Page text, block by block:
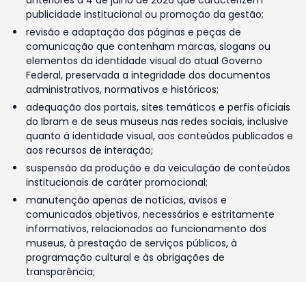
publicidade institucional ou promoção da gestão;
revisão e adaptação das páginas e peças de
comunicação que contenham marcas, slogans ou
elementos da identidade visual do atual Governo
Federal, preservada a integridade dos documentos
administrativos, normativos e históricos;
adequação dos portais, sites temáticos e perfis oficiais
do Ibram e de seus museus nas redes sociais, inclusive
quanto à identidade visual, aos conteúdos publicados e
aos recursos de interação;
suspensão da produção e da veiculação de conteúdos
institucionais de caráter promocional;
manutenção apenas de notícias, avisos e
comunicados objetivos, necessários e estritamente
informativos, relacionados ao funcionamento dos
museus, à prestação de serviços públicos, à
programação cultural e às obrigações de
transparência;